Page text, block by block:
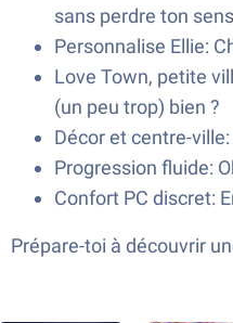
sans perdre ton
Personnalise Ellie:
Love Town, petite
(un peu trop) bien ?
Décor et centre-
Progression fluide:
Confort PC discret:
Prépare-toi à découvrir